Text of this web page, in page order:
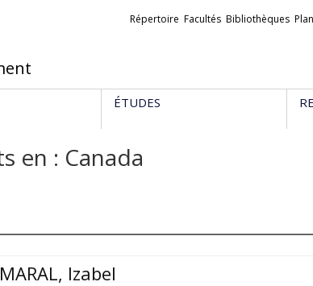
Liens
Répertoire Facultés Bibliothèques
ÉTUDES
en : Canada
Izabel